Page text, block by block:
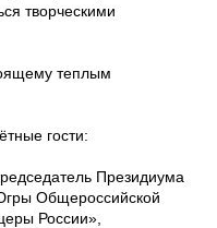
творческими
теплым
гости:
Президиума
Общероссийской
России»,